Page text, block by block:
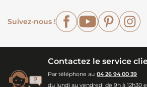
Suivez-nous !
FacebookYouTube
Contactez le service
Par téléphone au 04 26 94 00 39
du lundi au vendredi de 9h à 12h30